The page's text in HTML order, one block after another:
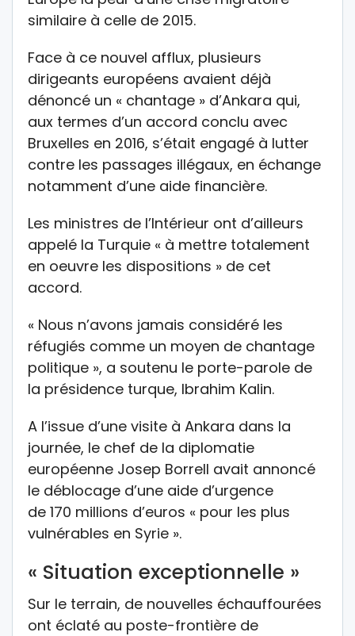
similaire à celle de 2015.
Face à ce nouvel afflux, plusieurs
dirigeants européens avaient déjà
dénoncé un « chantage » d’Ankara qui,
aux termes d’un accord conclu avec
Bruxelles en 2016, s’était engagé à lutter
contre les passages illégaux, en échange
notamment d’une aide financière.
Les ministres de l’Intérieur ont d’ailleurs
appelé la Turquie « à mettre totalement
en oeuvre les dispositions » de cet
accord.
« Nous n’avons jamais considéré les
réfugiés comme un moyen de chantage
politique », a soutenu le porte-parole de
la présidence turque, Ibrahim Kalin.
A l’issue d’une visite à Ankara dans la
journée, le chef de la diplomatie
européenne Josep Borrell avait annoncé
le déblocage d’une aide d’urgence
de 170 millions d’euros « pour les plus
vulnérables en Syrie ».
« Situation exceptionnelle »
Sur le terrain, de nouvelles échauffourées
ont éclaté au poste-frontière de